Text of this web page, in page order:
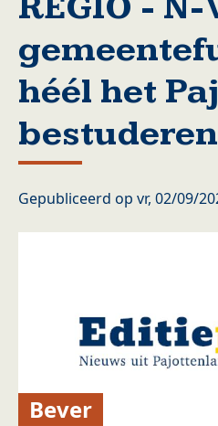
héél het
bestuderen
Gepubliceerd op vr, 02/09/
Bever